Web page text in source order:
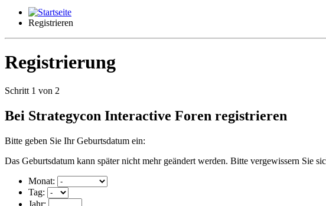
Registrieren
Registrierung
Schritt 1 von 2
Bei Strategycon Interactive Foren registrieren
Bitte geben Sie Ihr Geburtsdatum ein:
Das Geburtsdatum kann später nicht mehr geändert werden. Bitte vergewissern Sie
Monat:
Tag: